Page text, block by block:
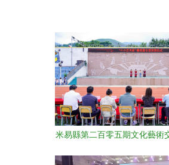
米易縣第二百零五期文化藝術